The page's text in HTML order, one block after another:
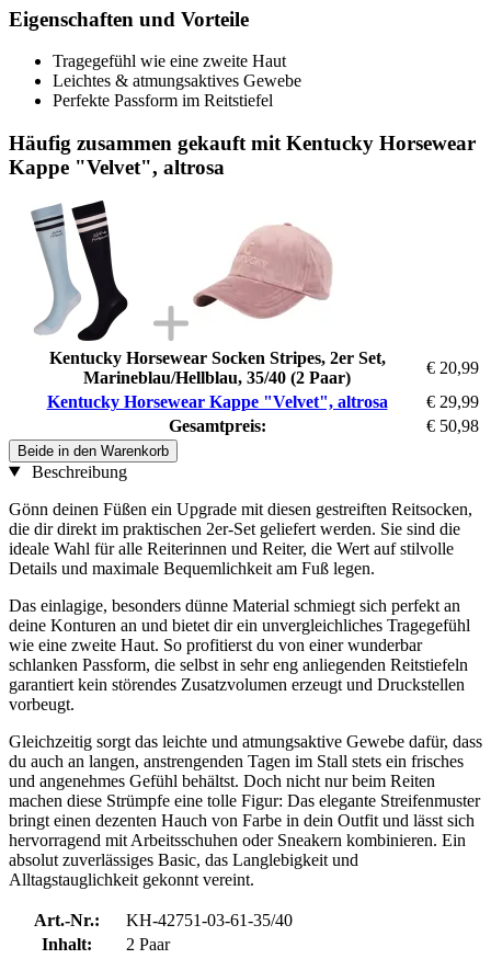
Eigenschaften und Vorteile
Tragegefühl wie eine zweite Haut
Leichtes & atmungsaktives Gewebe
Perfekte Passform im Reitstiefel
Häufig zusammen gekauft mit Kentucky Horsewear
Kappe "Velvet", altrosa
Kentucky Horsewear Socken Stripes, 2er Set,
Marineblau/Hellblau, 35/40 (2 Paar)
€ 20,99
Kentucky Horsewear Kappe "Velvet", altrosa
€ 29,99
Gesamtpreis:
€ 50,98
Beide in den Warenkorb
Beschreibung
Gönn deinen Füßen ein Upgrade mit diesen gestreiften Reitsocken,
die dir direkt im praktischen 2er-Set geliefert werden. Sie sind die
ideale Wahl für alle Reiterinnen und Reiter, die Wert auf stilvolle
Details und maximale Bequemlichkeit am Fuß legen.
Das einlagige, besonders dünne Material schmiegt sich perfekt an
deine Konturen an und bietet dir ein unvergleichliches Tragegefühl
wie eine zweite Haut. So profitierst du von einer wunderbar
schlanken Passform, die selbst in sehr eng anliegenden Reitstiefeln
garantiert kein störendes Zusatzvolumen erzeugt und Druckstellen
vorbeugt.
Gleichzeitig sorgt das leichte und atmungsaktive Gewebe dafür, dass
du auch an langen, anstrengenden Tagen im Stall stets ein frisches
und angenehmes Gefühl behältst. Doch nicht nur beim Reiten
machen diese Strümpfe eine tolle Figur: Das elegante Streifenmuster
bringt einen dezenten Hauch von Farbe in dein Outfit und lässt sich
hervorragend mit Arbeitsschuhen oder Sneakern kombinieren. Ein
absolut zuverlässiges Basic, das Langlebigkeit und
Alltagstauglichkeit gekonnt vereint.
Art.-Nr.:
KH-42751-03-61-35/40
Inhalt:
2 Paar